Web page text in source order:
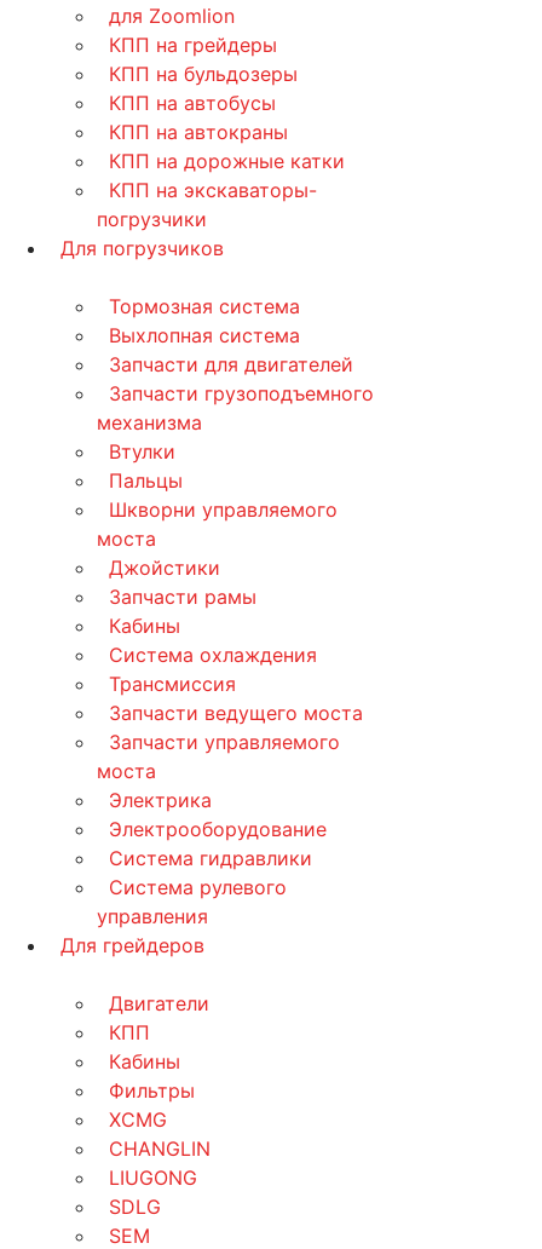
для Zoomlion
КПП на грейдеры
КПП на бульдозеры
КПП на автобусы
КПП на автокраны
КПП на дорожные катки
КПП на экскаваторы-
погрузчики
Для погрузчиков
Тормозная система
Выхлопная система
Запчасти для двигателей
Запчасти грузоподъемного
механизма
Втулки
Пальцы
Шкворни управляемого
моста
Джойстики
Запчасти рамы
Кабины
Система охлаждения
Трансмиссия
Запчасти ведущего моста
Запчасти управляемого
моста
Электрика
Электрооборудование
Система гидравлики
Система рулевого
управления
Для грейдеров
Двигатели
КПП
Кабины
Фильтры
XCMG
CHANGLIN
LIUGONG
SDLG
SEM